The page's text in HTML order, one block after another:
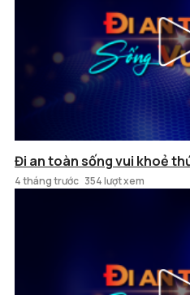
Đi an toàn sống vui khoẻ
4 tháng trước 354 lượt xem